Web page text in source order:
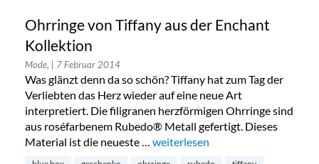
Ohrringe von Tiffany aus der Enchant
Kollektion
Mode, | 7 Februar 2014
Was glänzt denn da so schön? Tiffany hat zum Tag der
Verliebten das Herz wieder auf eine neue Art
interpretiert. Die filigranen herzförmigen Ohrringe sind
aus roséfarbenem Rubedo® Metall gefertigt. Dieses
Material ist die neueste … „Ohrringe von Tiffany aus der
weiterlesen